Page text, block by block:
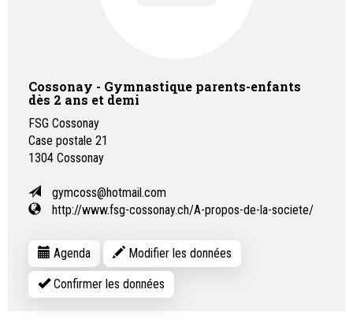
Cossonay - Gymnastique parents-enfants
dès 2 ans et demi
FSG Cossonay
Case postale 21
1304 Cossonay
gymcoss@hotmail.com
http://www.fsg-cossonay.ch/A-propos-de-la-societe/
Agenda Modifier les données
Confirmer les données